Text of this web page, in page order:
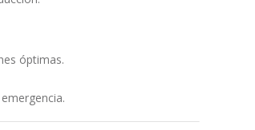
óptimas.